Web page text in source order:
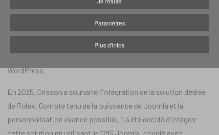
Paramètres
Plus d'infos
crisson.com/rolex
En 2021, Rolex a demandé à IDIMweb d'intégrer la solution
WordPress.
En 2025, Crisson a souhaité l'intégration de la solution dédiée
de Rolex. Compte tenu de la puissance de Joomla et la
personnalisation avancé possible, il a été décidé d'intégrer
cette solution en utilisant le CMS Joomla, couplé avec